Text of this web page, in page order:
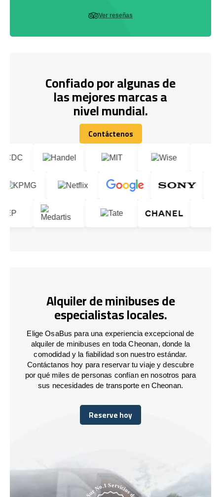
Ver reseñas
Confiado por algunas de
las mejores marcas a
nivel mundial.
Contáctenos
Contáctenos
Alquiler de minibuses de
especialistas locales.
Elige OsaBus para una experiencia excepcional de
alquiler de minibuses en toda Cheonan, donde la
comodidad y la fiabilidad son nuestro estándar.
Contáctanos hoy para reservar tu viaje y descubre
por qué miles de personas confían en nosotros para
sus necesidades de transporte en Cheonan.
Reserve hoy
Reserve hoy